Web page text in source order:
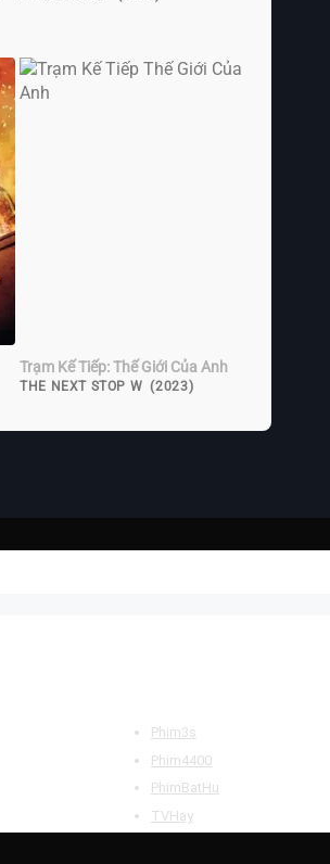
Trạm Kế Tiếp: Thế Giới Của Anh
THE NEXT STOP W (2023)